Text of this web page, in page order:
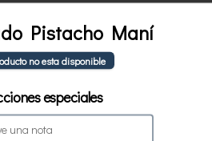
Pistacho Maní
no esta disponible
especiales